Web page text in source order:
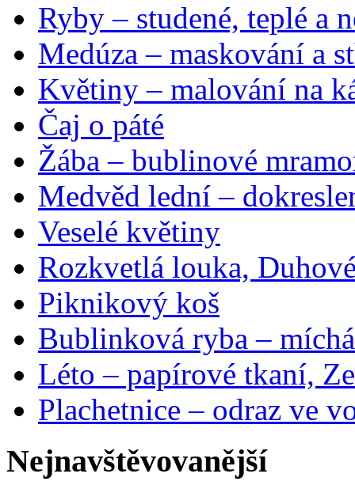
Ryby – studené, teplé a
Medúza – maskování a
Květiny – malování na
Čaj o páté
Žába – bublinové
Medvěd lední –
Veselé květiny
Rozkvetlá louka,
Piknikový koš
Bublinková ryba –
Léto – papírové tkaní,
Plachetnice – odraz ve
Nejnavštěvovanější